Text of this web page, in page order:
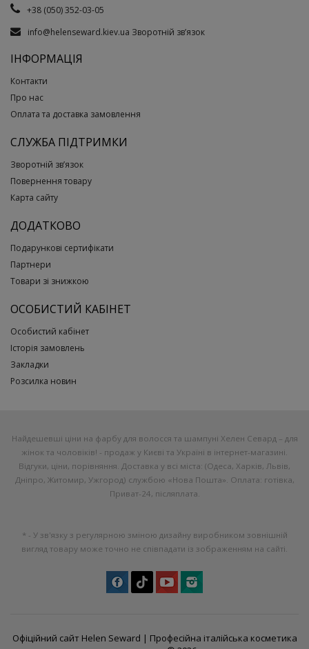
+38 (050) 352-03-05
info@helenseward.kiev.ua Зворотній зв’язок
ІНФОРМАЦІЯ
Контакти
Про нас
Оплата та доставка замовлення
СЛУЖБА ПІДТРИМКИ
Зворотній зв’язок
Повернення товару
Карта сайту
ДОДАТКОВО
Подарункові сертифікати
Партнери
Товари зі знижкою
ОСОБИСТИЙ КАБІНЕТ
Особистий кабінет
Історія замовлень
Закладки
Розсилка новин
Найдешевші ціни на фарбу для волосся та шампуні Хелен Севард – для
жінок та чоловіків! - продаж у Києві та Україні в інтернет-магазині.
Відгуки, ціни, порівняння. Доставка у всі міста: (Одеса, Харків, Львів,
Дніпро, Житомир, Ужгород) службою «Нова Пошта». Оплата: готівка,
Приват-24, післяплата.
* - У зв'язку з регулярною зміною дизайну виробником зовнішній
вигляд товару може точно не співпадати із зображенням на сайті.
Офіційний сайт Helen Seward | Професійна італійська косметика